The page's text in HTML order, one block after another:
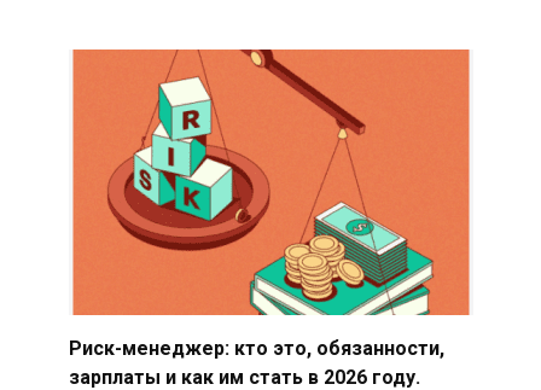
Риск-менеджер: кто это, обязанности,
зарплаты и как им стать в 2026 году.